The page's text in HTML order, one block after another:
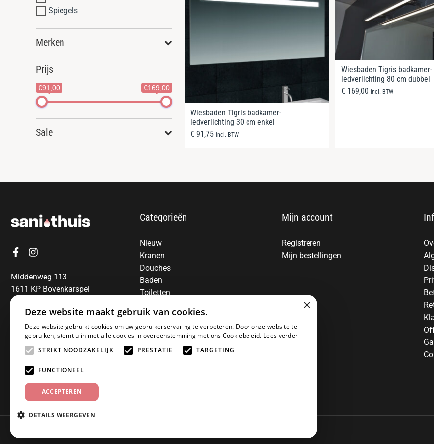
Spiegels
Merken
Prijs
€91,00 €169,00
Sale
Wiesbaden Tigris badkamer-
ledverlichting 30 cm enkel
€ 91,75 incl. BTW
Wiesbaden Tigris badkamer-
ledverlichting 80 cm dubbel
€ 169,00 incl. BTW
Middenweg 113
1611 KP Bovenkarspel
06-13850797
Categorieën
Nieuw
Kranen
Douches
Baden
Toiletten
Spiegels
Wastafels
Badkamermeubelen
Accessoires
Mijn account
Registreren
Mijn bestellingen
© 2025 Sanithuis
×
Deze website maakt gebruik van cookies.
Deze website gebruikt cookies om uw gebruikerservaring te verbeteren. Door onze website te
gebruiken, stemt u in met alle cookies in overeenstemming met ons Cookiebeleid. Lees verder
STRIKT NOODZAKELIJK
PRESTATIE TARGETING
FUNCTIONEEL
ACCEPTEREN
DETAILS WEERGEVEN